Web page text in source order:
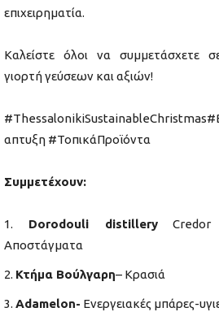
επιχειρηματία.
Καλείστε όλοι να συμμετάσχετε
γιορτή γεύσεων και αξιών!
απτυξη #ΤοπικάΠροϊόντα
Συμμετέχουν:
Dorodouli distilleryCredor
Αποστάγματα
Κτήμα Βούλγαρη– Κρασιά
Adamelon- Ενεργειακές μπάρες-